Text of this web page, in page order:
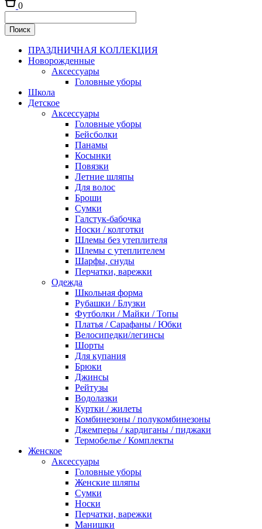
0
ПРАЗДНИЧНАЯ КОЛЛЕКЦИЯ
Новорожденные
Аксессуары
Головные уборы
Школа
Детское
Аксессуары
Головные уборы
Бейсболки
Панамы
Косынки
Повязки
Летние шляпы
Для волос
Броши
Сумки
Галстук-бабочка
Носки / колготки
Шлемы без утеплителя
Шлемы с утеплителем
Шарфы, снуды
Перчатки, варежки
Одежда
Школьная форма
Рубашки / Блузки
Футболки / Майки / Топы
Платья / Сарафаны / Юбки
Велосипедки/легинсы
Шорты
Для купания
Брюки
Джинсы
Рейтузы
Водолазки
Куртки / жилеты
Комбинезоны / полукомбинезоны
Джемперы / кардиганы / пиджаки
Термобелье / Комплекты
Женское
Аксессуары
Головные уборы
Женские шляпы
Сумки
Носки
Перчатки, варежки
Манишки